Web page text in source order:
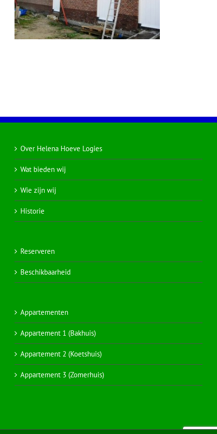
Over Helena Hoeve Logies
Wat bieden wij
Wie zijn wij
Historie
Reserveren
Beschikbaarheid
Appartementen
Appartement 1 (Bakhuis)
Appartement 2 (Koetshuis)
Appartement 3 (Zomerhuis)